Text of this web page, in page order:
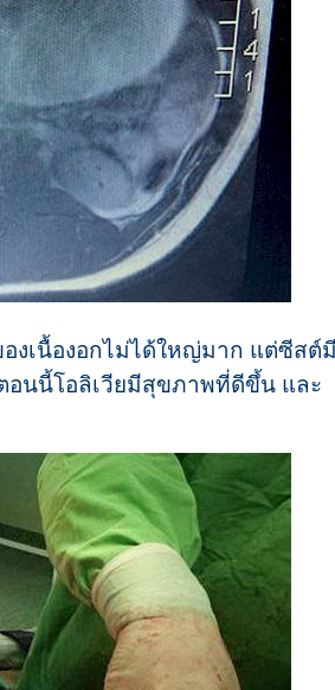
งเนื้องอกไม่ได้ใหญ่มาก แต่ซีสต์มี
อนนี้โอลิเวียมีสุขภาพที่ดีขึ้น และ